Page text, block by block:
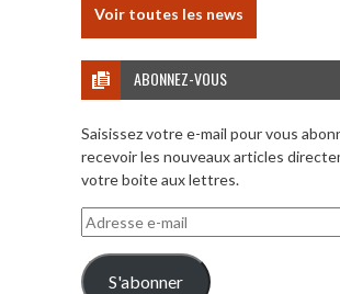
Voir toutes les news
ABONNEZ-VOUS
Saisissez votre e-mail pour vous
recevoir les nouveaux articles
votre boite aux lettres.
Adresse
e-
mail
S'abonner